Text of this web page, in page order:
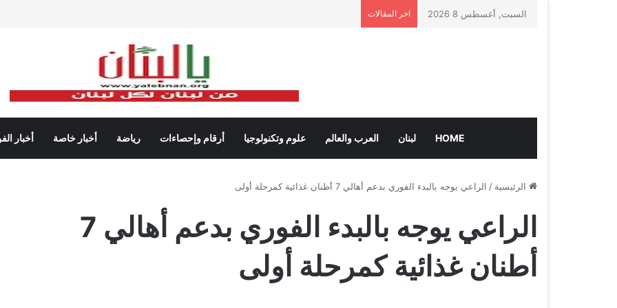
السبت, أغسطس 8 2026 اخر المقالات
HOME لبنان العرب والعالم علوم وتكنولوجيا أرقام وإحصاءات رياضة أخبار خاصة أخبار
الرئيسية / الراعي يوجه بالبدء الفوري بدعم أهالي 7 أطنان غذائية كمرحلة أولى
الراعي يوجه بالبدء الفوري بدعم أهالي 7
أطنان غذائية كمرحلة أولى